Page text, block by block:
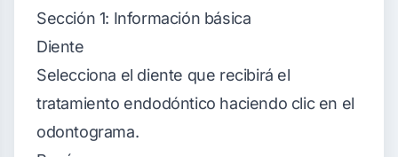
Sección 1: Información básica
Diente
Selecciona el diente que recibirá el
tratamiento endodóntico haciendo clic en el
odontograma.